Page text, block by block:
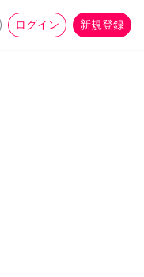
ログイン 新規登録